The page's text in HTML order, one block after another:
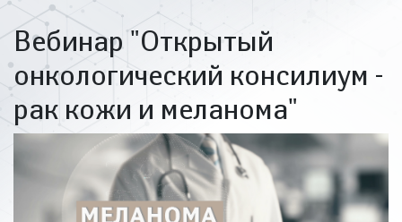
Вебинар "Открытый
онкологический консилиум -
рак кожи и меланома"